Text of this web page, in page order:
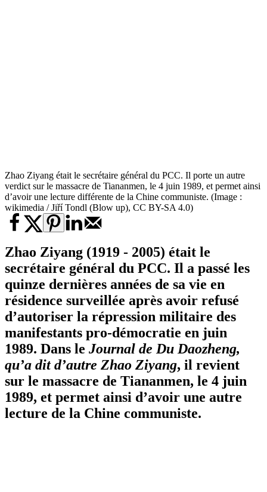
Zhao Ziyang était le secrétaire général du PCC. Il porte un autre
verdict sur le massacre de Tiananmen, le 4 juin 1989, et permet ainsi
d’avoir une lecture différente de la Chine communiste. (Image :
wikimedia / Jiří Tondl (Blow up), CC BY-SA 4.0)
Zhao Ziyang (1919 - 2005) était le
secrétaire général du PCC. Il a passé les
quinze dernières années de sa vie en
résidence surveillée après avoir refusé
d’autoriser la répression militaire des
manifestants pro-démocratie en juin
1989. Dans le Journal de Du Daozheng,
qu’a dit d’autre Zhao Ziyang, il revient
sur le massacre de Tiananmen, le 4 juin
1989, et permet ainsi d’avoir une autre
lecture de la Chine communiste.